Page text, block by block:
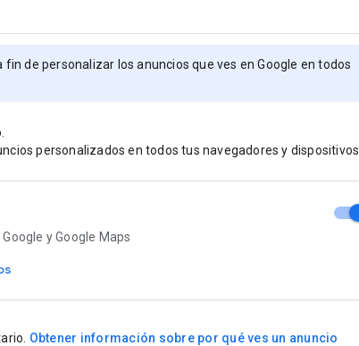
de personalizar los anuncios que ves en Google en todos
personalizados en todos tus navegadores y dispositivos
y Google Maps
Obtener información sobre por qué ves un anuncio